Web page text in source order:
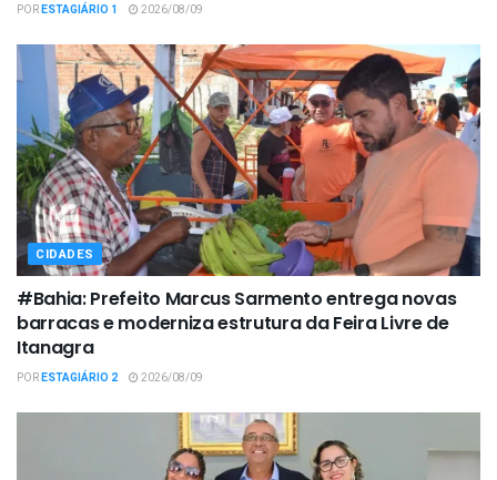
PORESTAGIÁRIO 1 2026/08/09
CIDADES
#Bahia: Prefeito Marcus Sarmento entrega novas
barracas e moderniza estrutura da Feira Livre de
Itanagra
PORESTAGIÁRIO 2 2026/08/09